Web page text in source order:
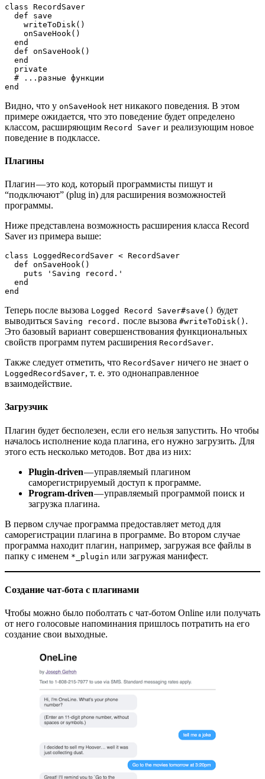
class RecordSaver
  def save
    writeToDisk()
    onSaveHook()
  end
  def onSaveHook()
  end
  private
  # ...разные функции
end
Видно, что у onSaveHook нет никакого поведения. В этом
примере ожидается, что это поведение будет определено
классом, расширяющим Record Saver и реализующим новое
поведение в подклассе.
Плагины
Плагин — это код, который программисты пишут и
“подключают” (plug in) для расширения возможностей
программы.
Ниже представлена возможность расширения класса Record
Saver из примера выше:
class LoggedRecordSaver < RecordSaver
  def onSaveHook()
    puts 'Saving record.'
  end
end
Теперь после вызова Logged Record Saver#save() будет
выводиться Saving record. после вызова #writeToDisk() .
Это базовый вариант совершенствования функциональных
свойств программ путем расширения RecordSaver.
Также следует отметить, что RecordSaver ничего не знает о
LoggedRecordSaver, т. е. это однонаправленное
взаимодействие.
Загрузчик
Плагин будет бесполезен, если его нельзя запустить. Но чтобы
началось исполнение кода плагина, его нужно загрузить. Для
этого есть несколько методов. Вот два из них:
Plugin-driven— управляемый плагином
саморегистрируемый доступ к программе.
Program-driven— управляемый программой поиск и
загрузка плагина.
В первом случае программа предоставляет метод для
саморегистрации плагина в программе. Во втором случае
программа находит плагин, например, загружая все файлы в
папку с именем *_plugin или загружая манифест.
Создание чат-бота с плагинами
Чтобы можно было поболтать с чат-ботом Online или получать
от него голосовые напоминания пришлось потратить на его
создание свои выходные.